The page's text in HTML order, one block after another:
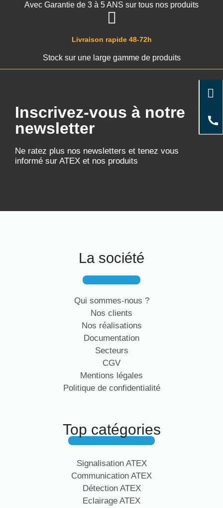
Livraison rapide 48-72h
Stock sur une large gamme de produits
Avec Garantie de 3 à 5 ANS sur tous nos produits
Inscrivez-vous à notre
newsletter
Ne ratez plus nos newsletters et tenez vous
informé sur ATEX et nos produits
La société
Qui sommes-nous ?
Nos clients
Nos réalisations
Documentation
Secteurs
CGV
Mentions légales
Politique de confidentialité
Top catégories
Signalisation ATEX
Communication ATEX
Détection ATEX
Eclairage ATEX